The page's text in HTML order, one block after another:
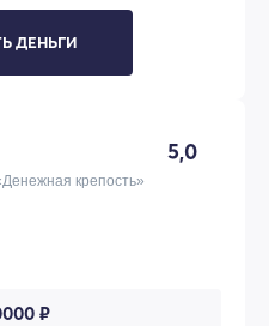
ДЕНЬГИ
5,0
крепость»
₽